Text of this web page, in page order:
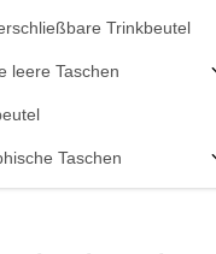
Trinkbeutel
leere Taschen
Taschen